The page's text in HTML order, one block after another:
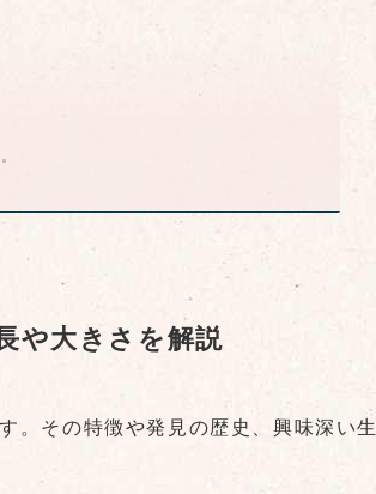
や大きさを解説
。その特徴や発見の歴史、興味深い生